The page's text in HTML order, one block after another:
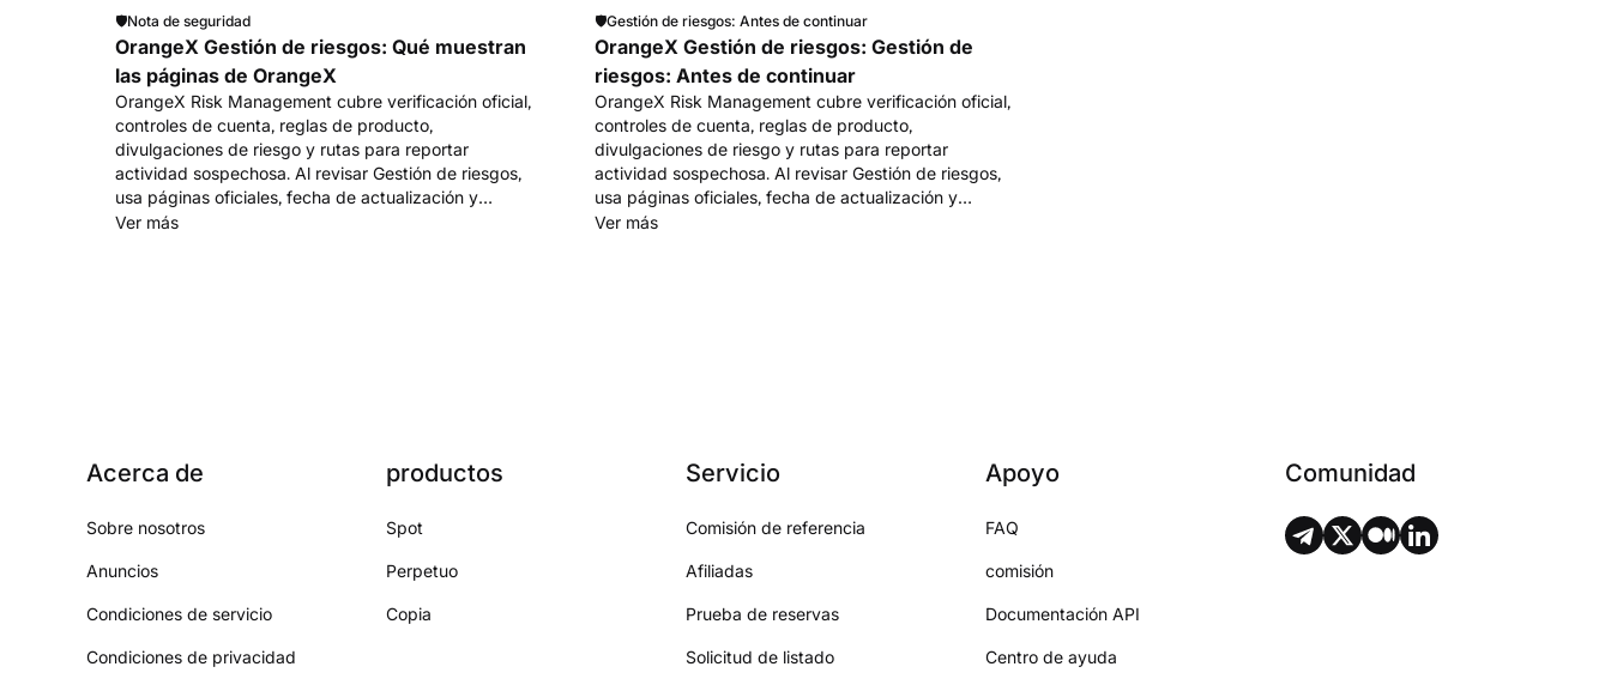
🛡️Nota de seguridad
OrangeX Gestión de riesgos: Qué muestran
las páginas de OrangeX
OrangeX Risk Management cubre verificación oficial,
controles de cuenta, reglas de producto,
divulgaciones de riesgo y rutas para reportar
actividad sospechosa. Al revisar Gestión de riesgos,
usa páginas oficiales, fecha de actualización y
controles antes de acciones de cuenta o fondos.
Ver más
🛡️Gestión de riesgos: Antes de continuar
OrangeX Gestión de riesgos: Gestión de
riesgos: Antes de continuar
OrangeX Risk Management cubre verificación oficial,
controles de cuenta, reglas de producto,
divulgaciones de riesgo y rutas para reportar
actividad sospechosa. Al revisar Gestión de riesgos,
usa páginas oficiales, fecha de actualización y
controles antes de acciones de cuenta o fondos.
Ver más
Acerca de
Sobre nosotros
Anuncios
Condiciones de servicio
Condiciones de privacidad
productos
Spot
Perpetuo
Copia
Servicio
Comisión de referencia
Afiliadas
Prueba de reservas
Solicitud de listado
Apoyo
FAQ
comisión
Documentación API
Centro de ayuda
Comunidad